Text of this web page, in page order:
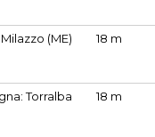
(ME) 18 m
Torralba
18 m